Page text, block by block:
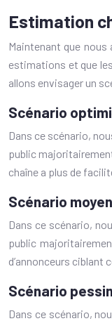
Estimation
Maintenant que
estimations et que
allons envisager un
Scénario
Dans ce scénario,
public
chaîne a plus de
Scénario moyen
Dans ce scénario,
public
d’annonceurs ciblant
Scénario
Dans ce scénario,